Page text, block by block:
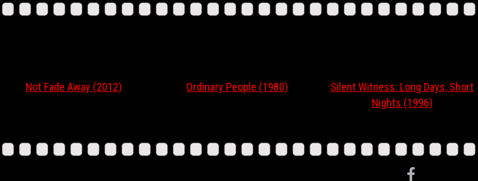
Not Fade Away (2012) Ordinary People (1980)
Silent Witness: Long Days, Short
Nights (1996)